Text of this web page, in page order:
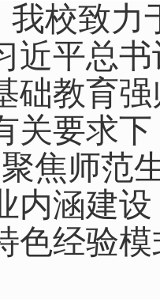
我校致力
近平总
础教育
关要求
焦师范
内涵建
色经验